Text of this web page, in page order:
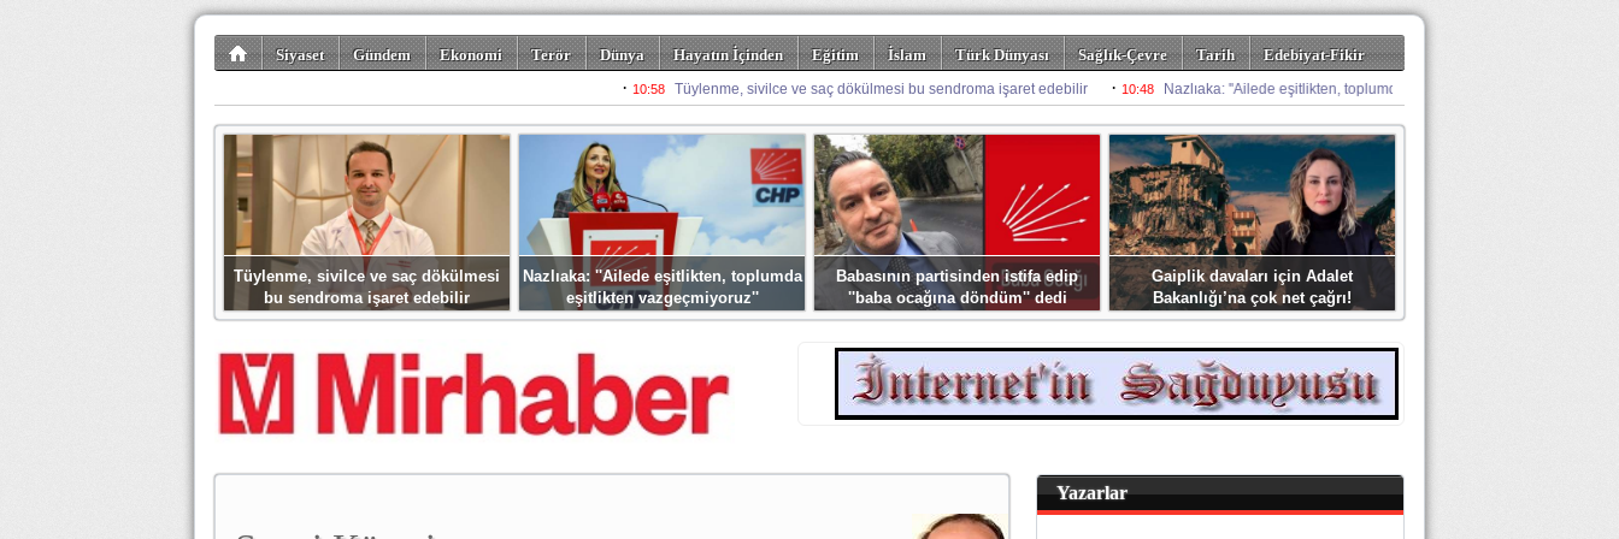
Siyaset Gündem Ekonomi Terör Dünya Hayatın İçinden Eğitim İslam Türk Dünyası Sağlık-Çevre Tarih
Edebiyat-Fikir
Spor Misafir Kalem Foto Galeriler
Tüylenme, sivilce ve saç dökülmesi
bu sendroma işaret edebilir
Nazlıaka: ''Ailede eşitlikten, toplumda
eşitlikten vazgeçmiyoruz''
Babasının partisinden istifa edip
''baba ocağına döndüm'' dedi
Gaiplik davaları için Adalet
Bakanlığı’na çok net çağrı!
Yazarlar